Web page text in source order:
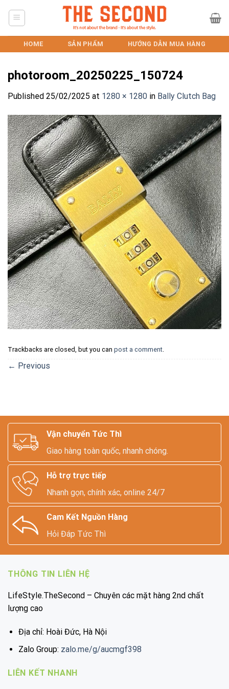
HOME SẢN PHẨM HƯỚNG DẪN MUA HÀNG
photoroom_20250225_150724
Published 25/02/2025 at 1280 × 1280 in Bally Clutch Bag
Trackbacks are closed, but you can post a comment.
← Previous
Vận chuyển Tức Thì
Giao hàng toàn quốc, nhanh chóng.
Hỗ trợ trực tiếp
Nhanh gọn, chính xác, online 24/7
Cam Kết Nguồn Hàng
Hỏi Đáp Tức Thì
THÔNG TIN LIÊN HỆ
LifeStyle.TheSecond – Chuyên các mặt hàng 2nd chất
lượng cao
Địa chỉ: Hoài Đức, Hà Nội
Zalo Group: zalo.me/g/aucmgf398
LIÊN KẾT NHANH